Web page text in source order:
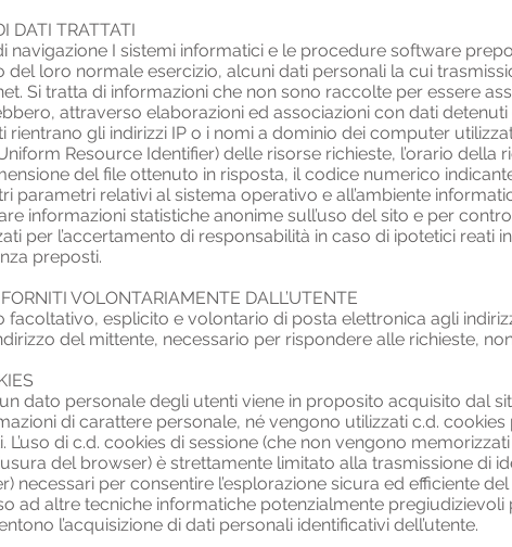
DATI TRATTATI
navigazione I sistemi informatici e le procedure software
del loro normale esercizio, alcuni dati personali la cui
Si tratta di informazioni che non sono raccolte per essere
attraverso elaborazioni ed associazioni con dati
rientrano gli indirizzi IP o i nomi a dominio dei computer
Resource Identifier) delle risorse richieste, l’orario
del file ottenuto in risposta, il codice numerico
parametri relativi al sistema operativo e all’ambiente
informazioni statistiche anonime sull’uso del sito e per
per l’accertamento di responsabilità in caso di ipotetici
preposti.
VOLONTARIAMENTE DALL’UTENTE
facoltativo, esplicito e volontario di posta elettronica agli
del mittente, necessario per rispondere alle richieste,
dato personale degli utenti viene in proposito acquisito dal
di carattere personale, né vengono utilizzati c.d.
L’uso di c.d. cookies di sessione (che non vengono
del browser) è strettamente limitato alla trasmissione di
necessari per consentire l’esplorazione sicura ed efficiente
ad altre tecniche informatiche potenzialmente
l’acquisizione di dati personali identificativi dell’utente.